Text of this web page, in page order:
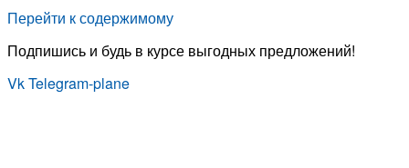
Перейти к содержимому
Подпишись и будь в курсе выгодных предложений!
VkTelegram-plane